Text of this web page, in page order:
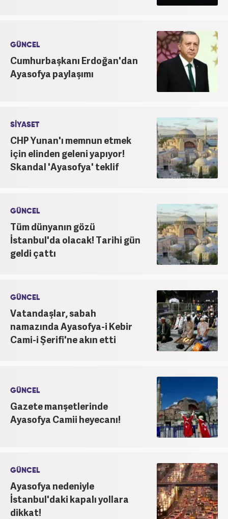
GÜNCEL
Cumhurbaşkanı Erdoğan'dan
Ayasofya paylaşımı
SİYASET
CHP Yunan'ı memnun etmek
için elinden geleni yapıyor!
Skandal 'Ayasofya' teklif
GÜNCEL
Tüm dünyanın gözü
İstanbul'da olacak! Tarihi gün
geldi çattı
GÜNCEL
Vatandaşlar, sabah
namazında Ayasofya-i Kebir
Cami-i Şerifi'ne akın etti
GÜNCEL
Gazete manşetlerinde
Ayasofya Camii heyecanı!
GÜNCEL
Ayasofya nedeniyle
İstanbul'daki kapalı yollara
dikkat!